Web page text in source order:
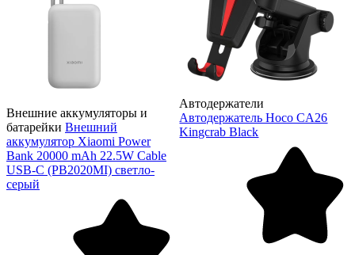
Внешние аккумуляторы и
батарейки Внешний
аккумулятор Xiaomi Power
Bank 20000 mAh 22.5W Cable
USB-C (PB2020MI) светло-
серый
Автодержатели
Автодержатель Hoco CA26
Kingcrab Black